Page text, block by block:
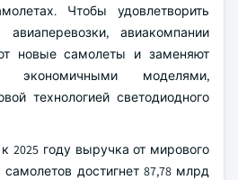
Чтобы удовлетворить
авиакомпании
новые самолеты и заменяют
экономичными моделями,
технологией светодиодного
2025 году выручка от мирового
достигнет 87,78 млрд